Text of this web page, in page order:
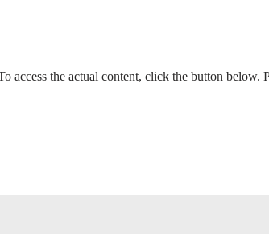
access the actual content, click the button